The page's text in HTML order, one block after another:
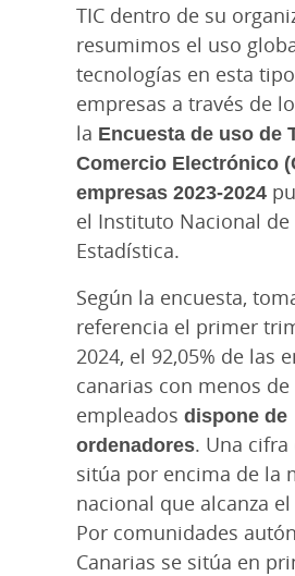
TIC dentro de su
resumimos el uso
tecnologías en esta
empresas a través de
la Encuesta de uso de
Comercio Electrónico
empresas 2023-2024
el Instituto Nacional de
Estadística.
Según la encuesta,
referencia el primer
2024, el 92,05% de las
canarias con menos de
empleados dispone de
ordenadores. Una cifra
sitúa por encima de la
nacional que alcanza el
Por comunidades
Canarias se sitúa en